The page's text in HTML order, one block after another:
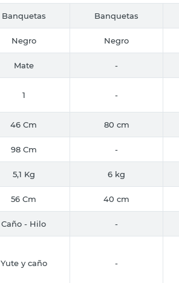
Banquetas Banquetas
Negro Negro
Mate -
1 -
46 Cm 80 cm
98 Cm -
5,1 Kg 6 kg
56 Cm 40 cm
Caño - Hilo -
Yute y caño -